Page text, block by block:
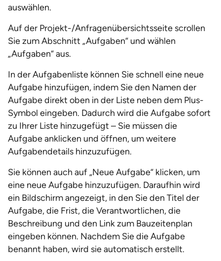
auswählen.
Auf der Projekt-/Anfragenübersichtsseite scrollen
Sie zum Abschnitt „Aufgaben“ und wählen
„Aufgaben“ aus.
In der Aufgabenliste können Sie schnell eine neue
Aufgabe hinzufügen, indem Sie den Namen der
Aufgabe direkt oben in der Liste neben dem Plus-
Symbol eingeben. Dadurch wird die Aufgabe sofort
zu Ihrer Liste hinzugefügt – Sie müssen die
Aufgabe anklicken und öffnen, um weitere
Aufgabendetails hinzuzufügen.
Sie können auch auf „Neue Aufgabe“ klicken, um
eine neue Aufgabe hinzuzufügen. Daraufhin wird
ein Bildschirm angezeigt, in den Sie den Titel der
Aufgabe, die Frist, die Verantwortlichen, die
Beschreibung und den Link zum Bauzeitenplan
eingeben können. Nachdem Sie die Aufgabe
benannt haben, wird sie automatisch erstellt.